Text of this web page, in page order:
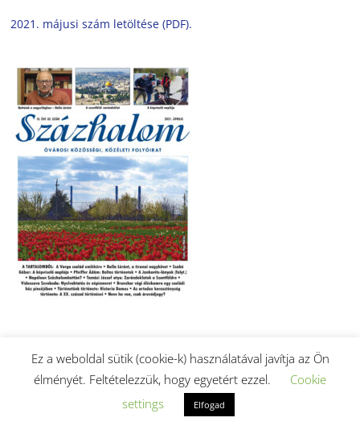
2021. májusi szám letöltése (PDF).
2021. áprilisi szám letöltése (PDF).
Ez a weboldal sütik (cookie-k) használatával javítja az Ön
élményét. Feltételezzük, hogy egyetért ezzel.
Cookie
settings
Elfogad